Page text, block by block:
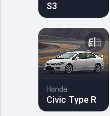
S3
Honda
Civic Type R